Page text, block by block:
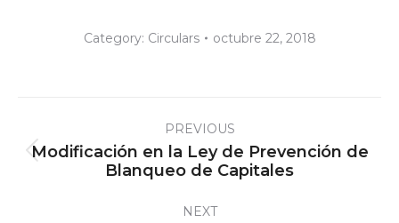
Category: Circulars octubre 22, 2018
navigationPREVIOUS
Previous
post:
Modificación en la Ley de Prevención de
Blanqueo de Capitales
NEXT